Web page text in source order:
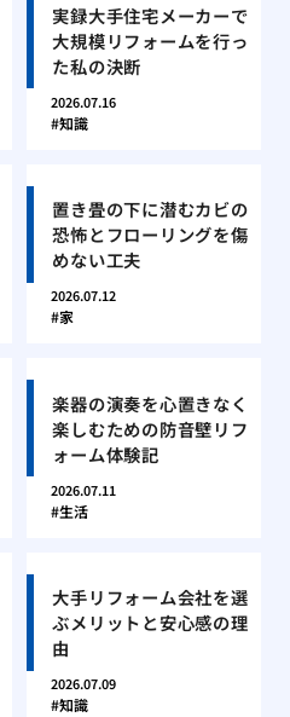
実録大手住宅メーカーで
大規模リフォームを行っ
た私の決断
2026.07.16
知識
置き畳の下に潜むカビの
恐怖とフローリングを傷
めない工夫
2026.07.12
家
楽器の演奏を心置きなく
楽しむための防音壁リフ
ォーム体験記
2026.07.11
生活
大手リフォーム会社を選
ぶメリットと安心感の理
由
2026.07.09
知識